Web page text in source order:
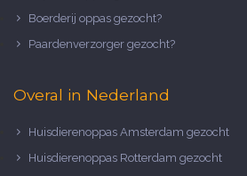
Boerderij oppas gezocht?
Paardenverzorger gezocht?
Overal in Nederland
Huisdierenoppas Amsterdam gezocht
Huisdierenoppas Rotterdam gezocht